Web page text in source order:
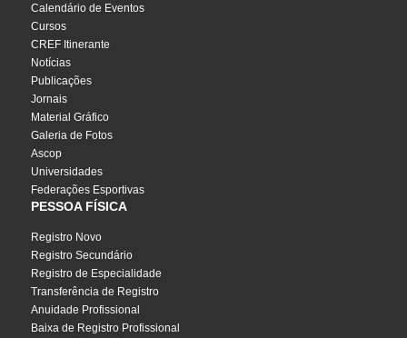
Calendário de Eventos
Cursos
CREF Itinerante
Notícias
Publicações
Jornais
Material Gráfico
Galeria de Fotos
Ascop
Universidades
Federações Esportivas
PESSOA FÍSICA
Registro Novo
Registro Secundário
Registro de Especialidade
Transferência de Registro
Anuidade Profissional
Baixa de Registro Profissional